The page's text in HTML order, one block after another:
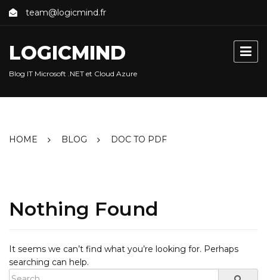
Skip
team@logicmind.fr
LOGICMIND
Blog IT Microsoft .NET et Cloud Azure
HOME BLOG DOC TO PDF
Nothing Found
It seems we can’t find what you’re looking for. Perhaps
searching can help.